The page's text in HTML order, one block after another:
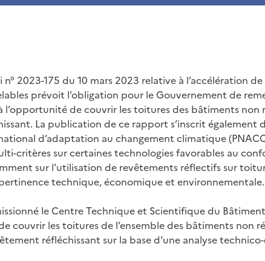
n° 2023-175 du 10 mars 2023 relative à l’accélération
prévoit l’obligation pour le Gouvernement de
de couvrir les toitures des bâtiments non
La publication de ce rapport s’inscrit également
d’adaptation au changement climatique
critères sur certaines technologies favorables au
sur l’utilisation de revêtements réflectifs sur
technique, économique et environnementale.
le Centre Technique et Scientifique du
couvrir les toitures de l’ensemble des bâtiments non
réfléchissant sur la base d’une analyse